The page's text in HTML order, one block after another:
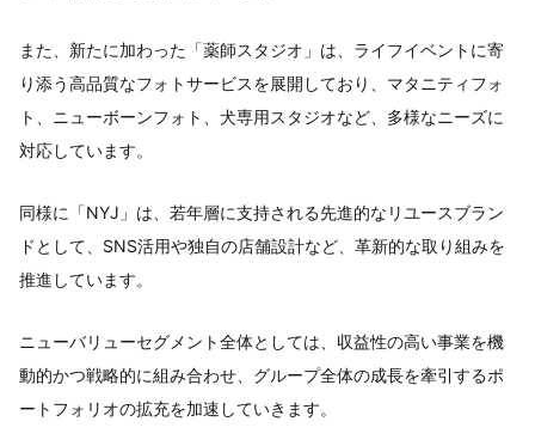
また、新たに加わった「薬師スタジオ」は、ライフイベントに寄
り添う高品質なフォトサービスを展開しており、マタニティフォ
ト、ニューボーンフォト、犬専用スタジオなど、多様なニーズに
対応しています。
同様に「NYJ」は、若年層に支持される先進的なリユースブラン
ドとして、SNS活用や独自の店舗設計など、革新的な取り組みを
推進しています。
ニューバリューセグメント全体としては、収益性の高い事業を機
動的かつ戦略的に組み合わせ、グループ全体の成長を牽引するポ
ートフォリオの拡充を加速していきます。